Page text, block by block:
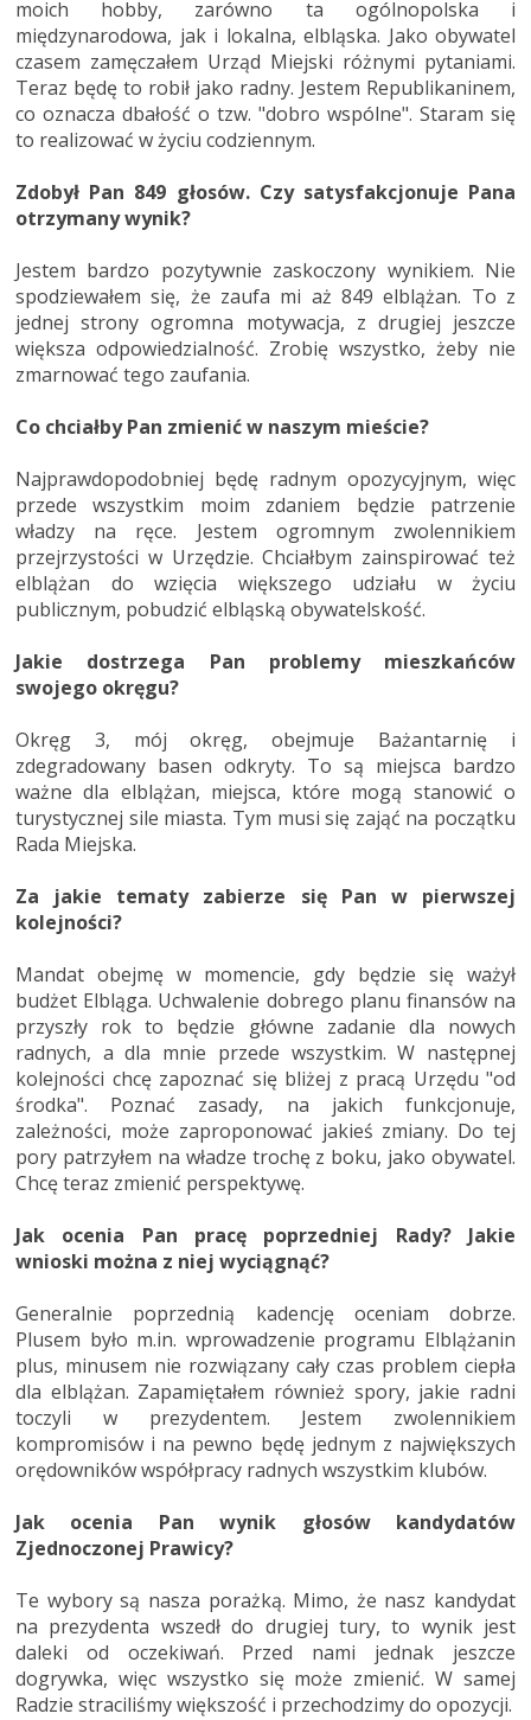
moich hobby, zarówno ta ogólnopolska i
międzynarodowa, jak i lokalna, elbląska. Jako obywatel
czasem zamęczałem Urząd Miejski różnymi pytaniami.
Teraz będę to robił jako radny. Jestem Republikaninem,
co oznacza dbałość o tzw. "dobro wspólne". Staram się
to realizować w życiu codziennym.
Zdobył Pan 849 głosów. Czy satysfakcjonuje Pana
otrzymany wynik?
Jestem bardzo pozytywnie zaskoczony wynikiem. Nie
spodziewałem się, że zaufa mi aż 849 elblążan. To z
jednej strony ogromna motywacja, z drugiej jeszcze
większa odpowiedzialność. Zrobię wszystko, żeby nie
zmarnować tego zaufania.
Co chciałby Pan zmienić w naszym mieście?
Najprawdopodobniej będę radnym opozycyjnym, więc
przede wszystkim moim zdaniem będzie patrzenie
władzy na ręce. Jestem ogromnym zwolennikiem
przejrzystości w Urzędzie. Chciałbym zainspirować też
elblążan do wzięcia większego udziału w życiu
publicznym, pobudzić elbląską obywatelskość.
Jakie dostrzega Pan problemy mieszkańców
swojego okręgu?
Okręg 3, mój okręg, obejmuje Bażantarnię i
zdegradowany basen odkryty. To są miejsca bardzo
ważne dla elblążan, miejsca, które mogą stanowić o
turystycznej sile miasta. Tym musi się zająć na początku
Rada Miejska.
Za jakie tematy zabierze się Pan w pierwszej
kolejności?
Mandat obejmę w momencie, gdy będzie się ważył
budżet Elbląga. Uchwalenie dobrego planu finansów na
przyszły rok to będzie główne zadanie dla nowych
radnych, a dla mnie przede wszystkim. W następnej
kolejności chcę zapoznać się bliżej z pracą Urzędu "od
środka". Poznać zasady, na jakich funkcjonuje,
zależności, może zaproponować jakieś zmiany. Do tej
pory patrzyłem na władze trochę z boku, jako obywatel.
Chcę teraz zmienić perspektywę.
Jak ocenia Pan pracę poprzedniej Rady? Jakie
wnioski można z niej wyciągnąć?
Generalnie poprzednią kadencję oceniam dobrze.
Plusem było m.in. wprowadzenie programu Elblążanin
plus, minusem nie rozwiązany cały czas problem ciepła
dla elblążan. Zapamiętałem również spory, jakie radni
toczyli w prezydentem. Jestem zwolennikiem
kompromisów i na pewno będę jednym z największych
orędowników współpracy radnych wszystkim klubów.
Jak ocenia Pan wynik głosów kandydatów
Zjednoczonej Prawicy?
Te wybory są nasza porażką. Mimo, że nasz kandydat
na prezydenta wszedł do drugiej tury, to wynik jest
daleki od oczekiwań. Przed nami jednak jeszcze
dogrywka, więc wszystko się może zmienić. W samej
Radzie straciliśmy większość i przechodzimy do opozycji.